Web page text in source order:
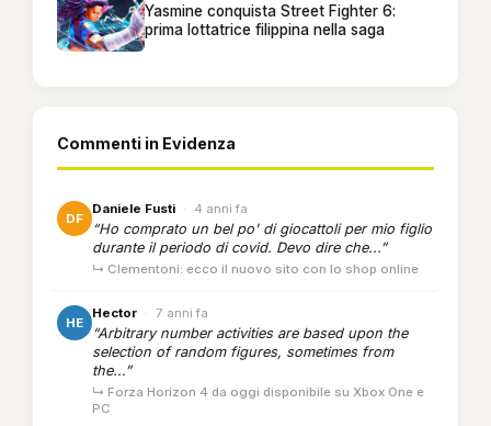
Yasmine conquista Street Fighter 6:
prima lottatrice filippina nella saga
Commenti in Evidenza
DF
Daniele Fusti · 4 anni fa
“Ho comprato un bel po' di giocattoli per mio figlio
durante il periodo di covid. Devo dire che...”
↳ Clementoni: ecco il nuovo sito con lo shop online
HE
Hector · 7 anni fa
“Arbitrary number activities are based upon the
selection of random figures, sometimes from
the...”
↳ Forza Horizon 4 da oggi disponibile su Xbox One e
PC